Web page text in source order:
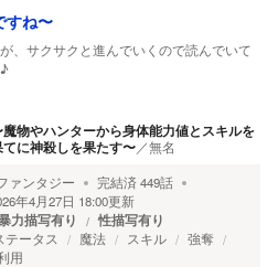
すね〜
、サクサクと進んでいくので読んでいて
物やハンターから身体能力値とスキルを
に神殺しを果たす〜／無名
ァンタジー 完結済449話
年4月27日 18:00更新
力描写有り 性描写有り
テータス 魔法 スキル
強奪
用